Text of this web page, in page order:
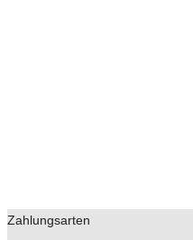
Zahlungsarten